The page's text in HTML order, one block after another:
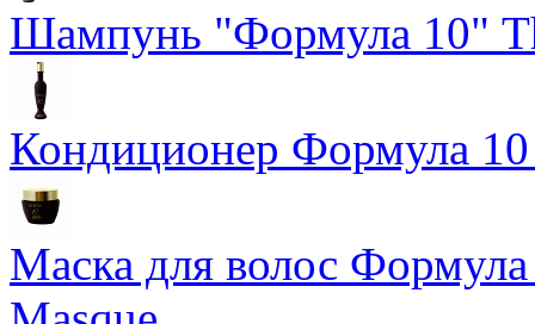
Шампунь "Формула 10"
Кондиционер Формула
Маска для волос